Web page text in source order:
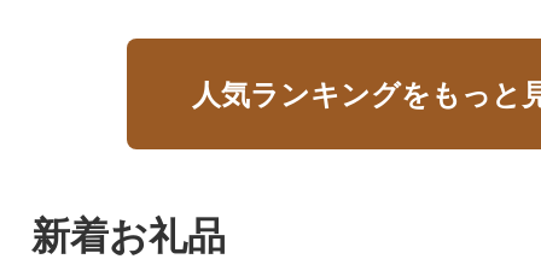
人気ランキングをもっと
新着お礼品